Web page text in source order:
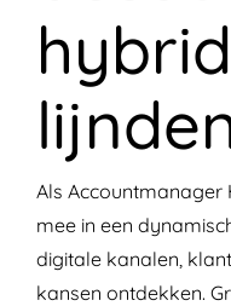
Als Accountmanager
mee in een
digitale kanalen,
kansen ontdekken.